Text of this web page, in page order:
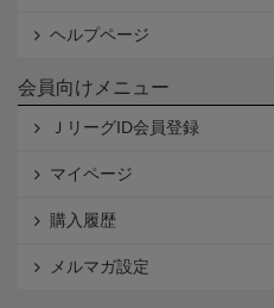
ヘルプページ
会員向けメニュー
ＪリーグID会員登録
マイページ
購入履歴
メルマガ設定